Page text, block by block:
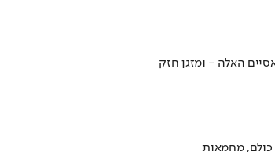
האלה - ומזגן חזק
כולם, מחמאות